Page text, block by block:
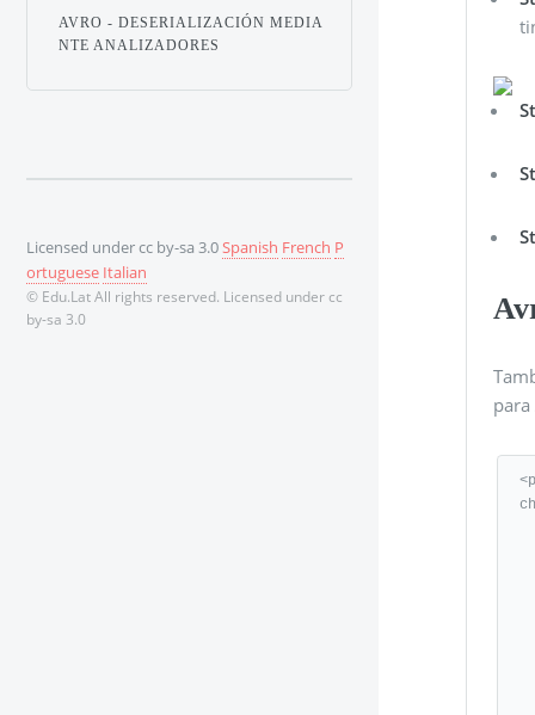
AVRO - DESERIALIZACIÓN MEDIA
NTE ANALIZADORES
Licensed under cc by-sa 3.0Spanish French P
ortuguese Italian
© Edu.Lat All rights reserved. Licensed under cc
by-sa 3.0